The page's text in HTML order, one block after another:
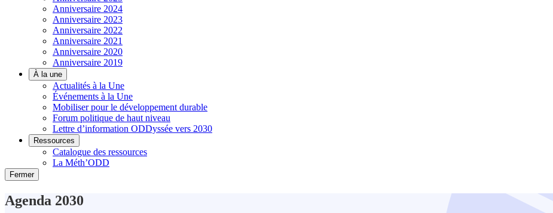
Anniversaire 2024
Anniversaire 2023
Anniversaire 2022
Anniversaire 2021
Anniversaire 2020
Anniversaire 2019
À la une
Actualités à la Une
Événements à la Une
Mobiliser pour le développement durable
Forum politique de haut niveau
Lettre d’information ODDyssée vers 2030
Ressources
Catalogue des ressources
La Méth’ODD
Fermer
Agenda 2030